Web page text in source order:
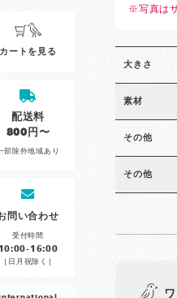
カートを見る
配送料
800円〜
部除外地域あり
問い合わせ
受付時間
10:00-16:00
［日月祝除く］
※写真は
大きさ
素材
その他
その他